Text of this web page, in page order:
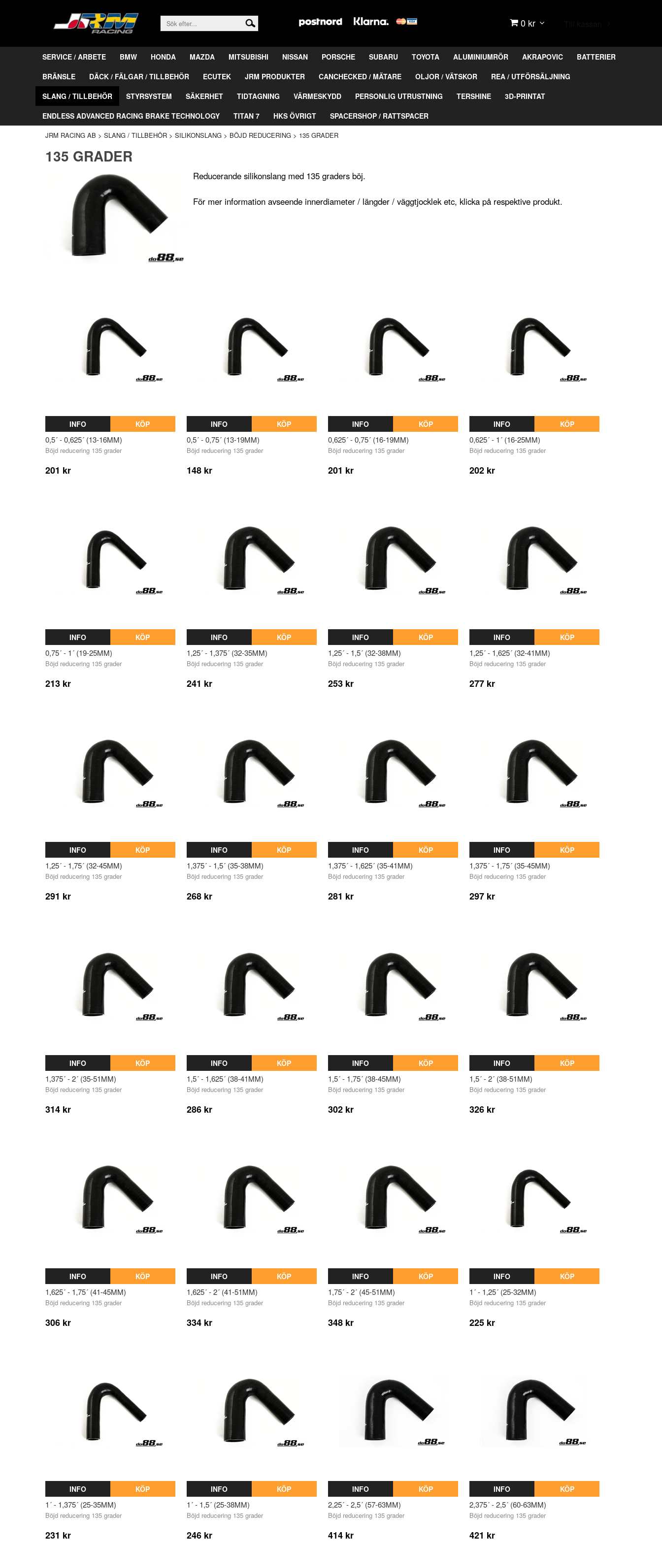
0 kr
SERVICE / ARBETE BMW HONDA MAZDA MITSUBISHI NISSAN PORSCHE SUBARU TOYOTA ALUMINIUMRÖR AKRAPOVIC
BATTERIER
BRÄNSLE
DÄCK / FÄLGAR / TILLBEHÖR ECUTEK JRM PRODUKTER CANCHECKED / MÄTARE OLJOR / VÄTSKOR
REA / UTFÖRSÄLJNING
SLANG / TILLBEHÖR
STYRSYSTEM SÄKERHET TIDTAGNING VÄRMESKYDD PERSONLIG UTRUSTNING TERSHINE
3D-PRINTAT
ENDLESS ADVANCED RACING BRAKE TECHNOLOGY
TITAN 7 HKS ÖVRIGT SPACERSHOP / RATTSPACER
JRM RACING AB > SLANG / TILLBEHÖR > SILIKONSLANG > BÖJD REDUCERING > 135 GRADER
135 GRADER
Reducerande silikonslang med 135 graders böj.
För mer information avseende innerdiameter / längder / väggtjocklek etc, klicka på respektive produkt.
INFO KÖP
0,5´ - 0,625´ (13-16MM)
Böjd reducering 135 grader
201 kr
INFO KÖP
0,5´ - 0,75´ (13-19MM)
Böjd reducering 135 grader
148 kr
INFO KÖP
0,625´ - 0,75´ (16-19MM)
Böjd reducering 135 grader
201 kr
INFO KÖP
0,625´ - 1´ (16-25MM)
Böjd reducering 135 grader
202 kr
INFO KÖP
0,75´ - 1´ (19-25MM)
Böjd reducering 135 grader
213 kr
INFO KÖP
1,25´ - 1,375´ (32-35MM)
Böjd reducering 135 grader
241 kr
INFO KÖP
1,25´ - 1,5´ (32-38MM)
Böjd reducering 135 grader
253 kr
INFO KÖP
1,25´ - 1,625´ (32-41MM)
Böjd reducering 135 grader
277 kr
INFO KÖP
1,25´ - 1,75´ (32-45MM)
Böjd reducering 135 grader
291 kr
INFO KÖP
1,375´ - 1,5´ (35-38MM)
Böjd reducering 135 grader
268 kr
INFO KÖP
1,375´ - 1,625´ (35-41MM)
Böjd reducering 135 grader
281 kr
INFO KÖP
1,375´ - 1,75´ (35-45MM)
Böjd reducering 135 grader
297 kr
INFO KÖP
1,375´ - 2´ (35-51MM)
Böjd reducering 135 grader
314 kr
INFO KÖP
1,5´ - 1,625´ (38-41MM)
Böjd reducering 135 grader
286 kr
INFO KÖP
1,5´ - 1,75´ (38-45MM)
Böjd reducering 135 grader
302 kr
INFO KÖP
1,5´ - 2´ (38-51MM)
Böjd reducering 135 grader
326 kr
INFO KÖP
1,625´ - 1,75´ (41-45MM)
Böjd reducering 135 grader
306 kr
INFO KÖP
1,625´ - 2´ (41-51MM)
Böjd reducering 135 grader
334 kr
INFO KÖP
1,75´ - 2´ (45-51MM)
Böjd reducering 135 grader
348 kr
INFO KÖP
1´ - 1,25´ (25-32MM)
Böjd reducering 135 grader
225 kr
INFO KÖP
1´ - 1,375´ (25-35MM)
Böjd reducering 135 grader
231 kr
INFO KÖP
1´ - 1,5´ (25-38MM)
Böjd reducering 135 grader
246 kr
INFO KÖP
2,25´ - 2,5´ (57-63MM)
Böjd reducering 135 grader
414 kr
INFO KÖP
2,375´ - 2,5´ (60-63MM)
Böjd reducering 135 grader
421 kr